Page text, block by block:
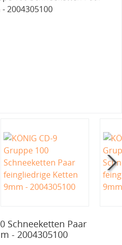
Schneeketten Paar
- 2004305100